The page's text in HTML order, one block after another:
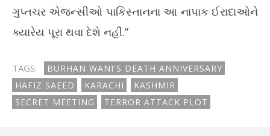
ગુપ્તચર એજન્સીઓ પાકિસ્તાનના આ નાપાક ઈરાદાઓને
ક્યારેય પૂરા થવા દેશે નહીં.”
TAGS:
BURHAN WANI'S DEATH ANNIVERSARY
HAFIZ SAEED
KARACHI
KASHMIR
SECRET MEETING
TERROR ATTACK PLOT